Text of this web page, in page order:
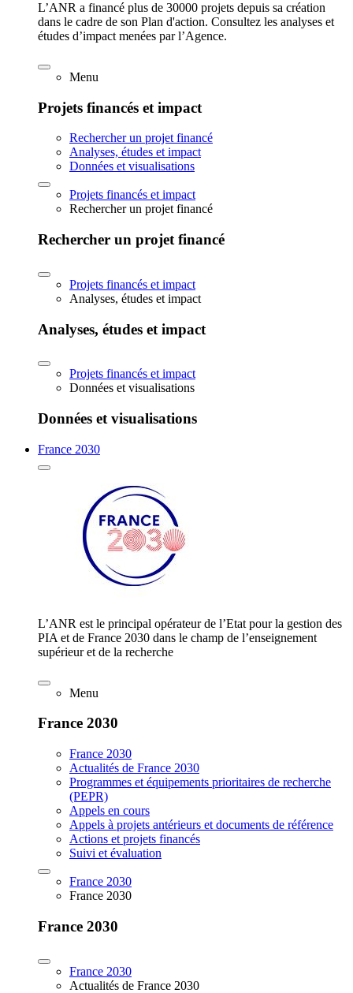
L’ANR a financé plus de 30000 projets depuis sa création
dans le cadre de son Plan d'action. Consultez les analyses et
études d’impact menées par l’Agence.
Menu
Projets financés et impact
Rechercher un projet financé
Analyses, études et impact
Données et visualisations
Projets financés et impact
Rechercher un projet financé
Rechercher un projet financé
Projets financés et impact
Analyses, études et impact
Analyses, études et impact
Projets financés et impact
Données et visualisations
Données et visualisations
France 2030
L’ANR est le principal opérateur de l’Etat pour la gestion des
PIA et de France 2030 dans le champ de l’enseignement
supérieur et de la recherche
Menu
France 2030
France 2030
Actualités de France 2030
Programmes et équipements prioritaires de recherche
(PEPR)
Appels en cours
Appels à projets antérieurs et documents de référence
Actions et projets financés
Suivi et évaluation
France 2030
France 2030
France 2030
France 2030
Actualités de France 2030